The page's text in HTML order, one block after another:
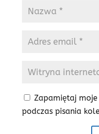
Zapamiętaj
podczas pisania